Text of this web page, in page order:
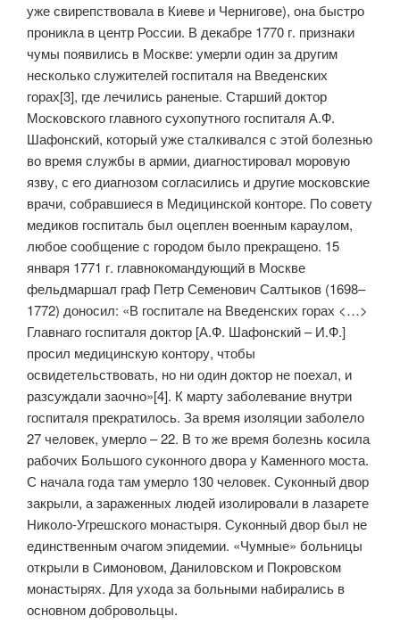
уже свирепствовала в Киеве и Чернигове), она быстро
проникла в центр России. В декабре 1770 г. признаки
чумы появились в Москве: умерли один за другим
несколько служителей госпиталя на Введенских
горах[3], где лечились раненые. Старший доктор
Московского главного сухопутного госпиталя А.Ф.
Шафонский, который уже сталкивался с этой болезнью
во время службы в армии, диагностировал моровую
язву, с его диагнозом согласились и другие московские
врачи, собравшиеся в Медицинской конторе. По совету
медиков госпиталь был оцеплен военным караулом,
любое сообщение с городом было прекращено. 15
января 1771 г. главнокомандующий в Москве
фельдмаршал граф Петр Семенович Салтыков (1698–
1772) доносил: «В госпитале на Введенских горах <…>
Главнаго госпиталя доктор [А.Ф. Шафонский – И.Ф.]
просил медицинскую контору, чтобы
освидетельствовать, но ни один доктор не поехал, и
разсуждали заочно»[4]. К марту заболевание внутри
госпиталя прекратилось. За время изоляции заболело
27 человек, умерло – 22. В то же время болезнь косила
рабочих Большого суконного двора у Каменного моста.
С начала года там умерло 130 человек. Суконный двор
закрыли, а зараженных людей изолировали в лазарете
Николо-Угрешского монастыря. Суконный двор был не
единственным очагом эпидемии. «Чумные» больницы
открыли в Симоновом, Даниловском и Покровском
монастырях. Для ухода за больными набирались в
основном добровольцы.